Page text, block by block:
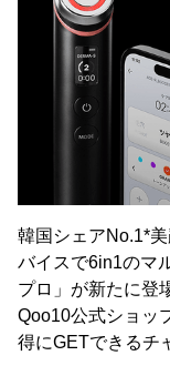
韓国シェアNo.1*
バイスで6in1のマ
プロ」が新たに登
Qoo10公式ショッ
得にGETできるチ